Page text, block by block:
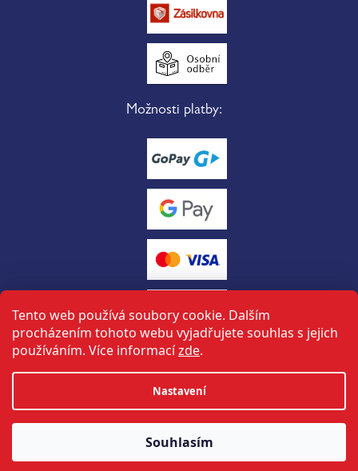
Tento web používá soubory cookie. Dalším
procházením tohoto webu vyjadřujete souhlas s jejich
používáním. Více informacízde.
Nastavení
Souhlasím
Možnosti platby:
Vytvořil Shoptet
tuto stránku vytvořil a spravuje ON-BOARD
Halbich sport. Všechna práva vyhrazena.